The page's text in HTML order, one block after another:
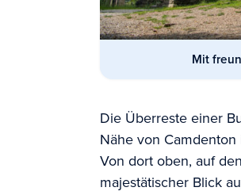
Mit
Die Überreste einer
Nähe von
Von dort oben, auf
majestätischer Blick